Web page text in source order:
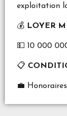
exploitation
💰 LOYER
💵 10 000
📋
💼